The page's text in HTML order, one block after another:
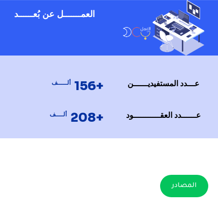
العمـــــــل عن بُعــــــد
عـــدد المستفيديــــــن +156 ألـــــف
عــــــدد العقـــــــــــود +208 ألــــف
المصادر